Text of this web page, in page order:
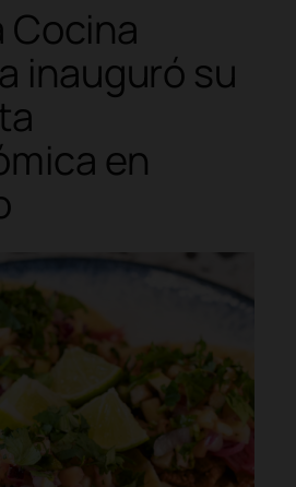
Cocina
inauguró su
en